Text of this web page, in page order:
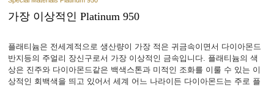
가장 이상적인 Platinum 950
플래티늄은 전세계적으로 생산량이 가장 적은 귀금속이면서 다이아몬드
반지등의 주얼리 장신구로서 가장 이상적인 금속입니다. 플래티늄의 색
상은 진주와 다이아몬드같은 백색스톤과 미적인 조화를 이룰 수 있는 이
상적인 회백색을 띄고 있어서 세계 어느 나라이든 다이아몬드는 주로 플